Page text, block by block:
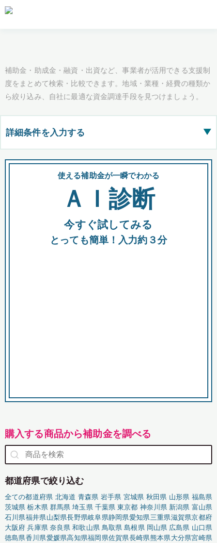
補助金・助成金・融資・出資など、事業者が活用できる支援制
度をまとめて検索・比較できます。地域・業種・経費の種類か
ら絞り込み、自社に最適な資金調達手段を見つけましょう。
詳細条件を入力する ▶
都道府県
全国の検索結果を含めて表示
助成金 融資 出資
使える補助金が一瞬でわかる
ＡＩ診断
今すぐ試してみる
とっても簡単！入力約３分
購入する商品から補助金を調べる
都道府県で絞り込む
全ての都道府県 北海道 青森県 岩手県 宮城県 秋田県 山形県 福島県
茨城県 栃木県 群馬県 埼玉県 千葉県 東京都 神奈川県 新潟県 富山県
石川県福井県山梨県長野県岐阜県静岡県愛知県三重県滋賀県京都府
大阪府 兵庫県 奈良県 和歌山県 鳥取県 島根県 岡山県 広島県 山口県
徳島県香川県愛媛県高知県福岡県佐賀県長崎県熊本県大分県宮崎県